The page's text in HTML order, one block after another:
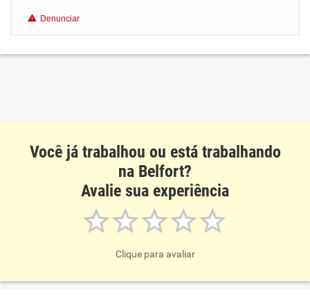
Denunciar
Você já trabalhou ou está trabalhando
na Belfort?
Avalie sua experiência
Clique para avaliar